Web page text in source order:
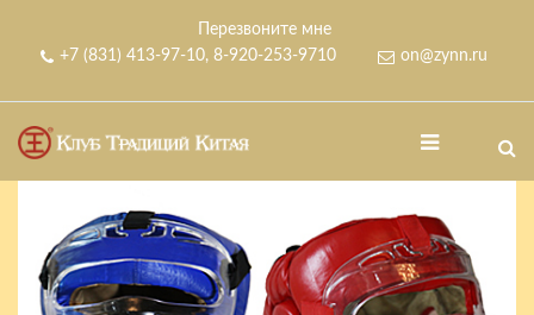
Перезвоните мне
+7 (831) 413-97-10, 8-920-253-9710 on@zynn.ru